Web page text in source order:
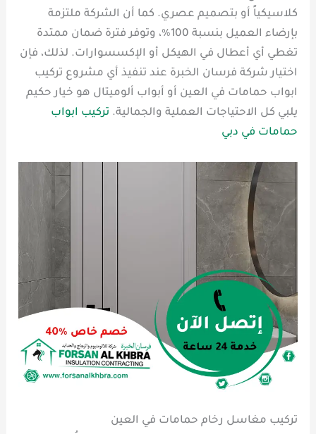
كلاسيكياً أو بتصميم عصري. كما أن الشركة ملتزمة
بإرضاء العميل بنسبة 100%، وتوفر فترة ضمان ممتدة
تغطي أي أعطال في الهيكل أو الإكسسوارات. لذلك، فإن
اختيار شركة فرسان الخبرة عند تنفيذ أي مشروع تركيب
ابواب حمامات في العين أو أبواب ألوميتال هو خيار حكيم
يلبي كل الاحتياجات العملية والجمالية. تركيب ابواب
حمامات في دبي
تركيب مغاسل رخام حمامات في العين